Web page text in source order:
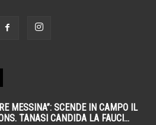
MESSINA”: SCENDE IN CAMPO IL
TANASI CANDIDA LA FAUCI...